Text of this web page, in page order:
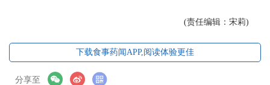
(责任编辑：宋莉)
下载食事药闻APP,阅读体验更佳
分享至